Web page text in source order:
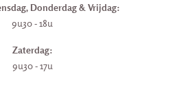
Donderdag & Vrijdag:
9u30 - 18u
Zaterdag:
9u30 - 17u